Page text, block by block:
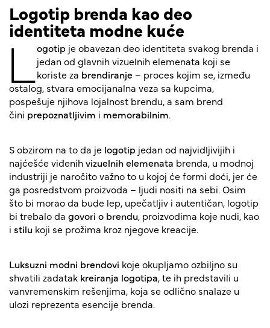
Logotip brenda kao deo
identiteta modne kuće
Logotip je obavezan deo identiteta svakog brenda i
jedan od glavnih vizuelnih elemenata koji se
koriste za brendiranje – proces kojim se, između
ostalog, stvara emocijanalna veza sa kupcima,
pospešuje njihova lojalnost brendu, a sam brend
čini prepoznatljivim i memorabilnim.
S obzirom na to da je logotip jedan od najvidljivijih i
najćešće viđenihvizuelnih elemenata brenda, u modnoj
industriji je naročito važno to u kojoj će formi doći, jer će
ga posredstvom proizvoda – ljudi nositi na sebi. Osim
što bi morao da bude lep, upečatljiv i autentičan, logotip
bi trebalo da govori o brendu, proizvodima koje nudi, kao
i stilu koji se prožima kroz njegove kreacije.
Luksuzni modni brendovi koje okupljamo ozbiljno su
shvatili zadatak kreiranja logotipa, te ih predstavili u
vanvremenskim rešenjima, koja se odlično snalaze u
ulozi reprezenta esencije brenda.